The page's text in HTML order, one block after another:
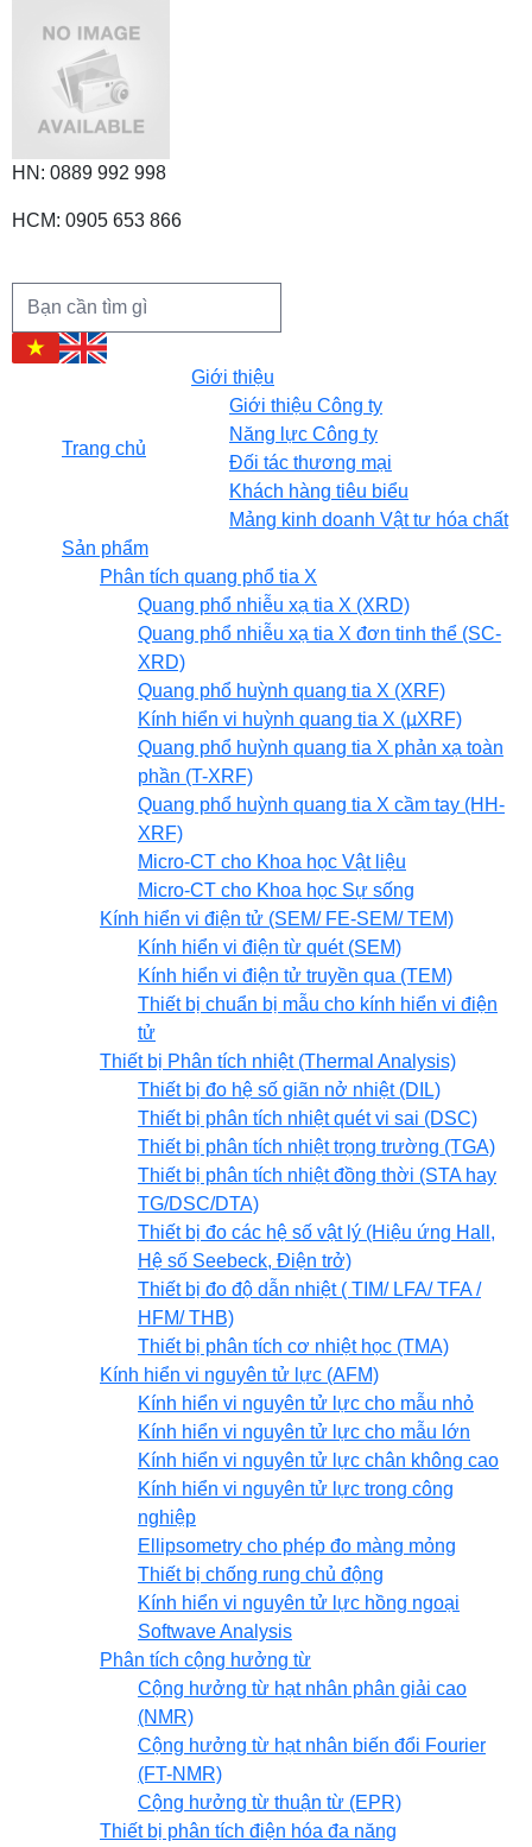
HN: 0889 992 998
HCM: 0905 653 866
Trang chủ
Giới thiệu
Giới thiệu Công ty
Năng lực Công ty
Đối tác thương mại
Khách hàng tiêu biểu
Mảng kinh doanh Vật tư hóa chất
Sản phẩm
Phân tích quang phổ tia X
Quang phổ nhiễu xạ tia X (XRD)
Quang phổ nhiễu xạ tia X đơn tinh thể (SC-
XRD)
Quang phổ huỳnh quang tia X (XRF)
Kính hiển vi huỳnh quang tia X (µXRF)
Quang phổ huỳnh quang tia X phản xạ toàn
phần (T-XRF)
Quang phổ huỳnh quang tia X cầm tay (HH-
XRF)
Micro-CT cho Khoa học Vật liệu
Micro-CT cho Khoa học Sự sống
Kính hiển vi điện tử (SEM/ FE-SEM/ TEM)
Kính hiển vi điện từ quét (SEM)
Kính hiển vi điện tử truyền qua (TEM)
Thiết bị chuẩn bị mẫu cho kính hiển vi điện
tử
Thiết bị Phân tích nhiệt (Thermal Analysis)
Thiết bị đo hệ số giãn nở nhiệt (DIL)
Thiết bị phân tích nhiệt quét vi sai (DSC)
Thiết bị phân tích nhiệt trọng trường (TGA)
Thiết bị phân tích nhiệt đồng thời (STA hay
TG/DSC/DTA)
Thiết bị đo các hệ số vật lý (Hiệu ứng Hall,
Hệ số Seebeck, Điện trở)
Thiết bị đo độ dẫn nhiệt ( TIM/ LFA/ TFA /
HFM/ THB)
Thiết bị phân tích cơ nhiệt học (TMA)
Kính hiển vi nguyên tử lực (AFM)
Kính hiển vi nguyên tử lực cho mẫu nhỏ
Kính hiển vi nguyên tử lực cho mẫu lớn
Kính hiển vi nguyên tử lực chân không cao
Kính hiển vi nguyên tử lực trong công
nghiệp
Ellipsometry cho phép đo màng mỏng
Thiết bị chống rung chủ động
Kính hiển vi nguyên tử lực hồng ngoại
Softwave Analysis
Phân tích cộng hưởng từ
Cộng hưởng từ hạt nhân phân giải cao
(NMR)
Cộng hưởng từ hạt nhân biến đổi Fourier
(FT-NMR)
Cộng hưởng từ thuận từ (EPR)
Thiết bị phân tích điện hóa đa năng